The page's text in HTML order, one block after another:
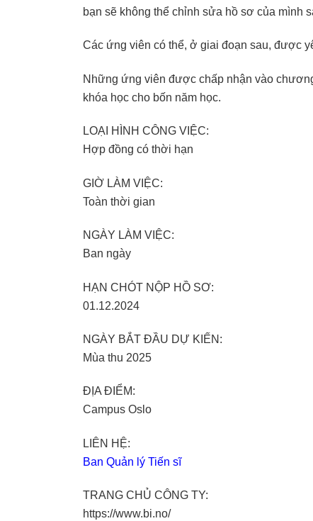
bạn sẽ không thể chỉnh sửa hồ sơ của mình
Các ứng viên có thể, ở giai đoạn sau, được
Những ứng viên được chấp nhận vào
khóa học cho bốn năm học.
LOẠI HÌNH CÔNG VIỆC:
Hợp đồng có thời hạn
GIỜ LÀM VIỆC:
Toàn thời gian
NGÀY LÀM VIỆC:
Ban ngày
HẠN CHÓT NỘP HỒ SƠ:
01.12.2024
NGÀY BẮT ĐẦU DỰ KIẾN:
Mùa thu 2025
ĐỊA ĐIỂM:
Campus Oslo
LIÊN HỆ:
Ban Quản lý Tiến sĩ
TRANG CHỦ CÔNG TY:
https://www.bi.no/